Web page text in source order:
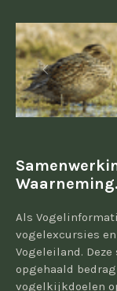
Als
vogelexcursies
Vogeleiland.
opgehaald
vogelkijkdoelen